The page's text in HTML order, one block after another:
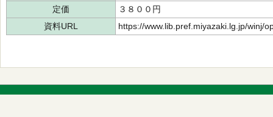
定価
３８００円
資料URL
https://www.lib.pref.miyazaki.lg.jp/winj/